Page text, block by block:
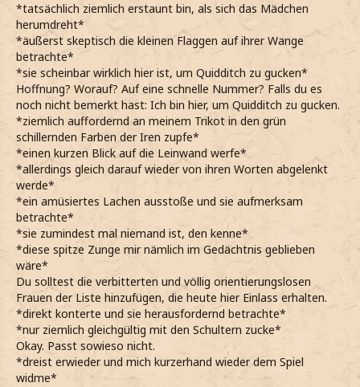
*tatsächlich ziemlich erstaunt bin, als sich das Mädchen
herumdreht*
*äußerst skeptisch die kleinen Flaggen auf ihrer Wange
betrachte*
*sie scheinbar wirklich hier ist, um Quidditch zu gucken*
Hoffnung? Worauf? Auf eine schnelle Nummer? Falls du es
noch nicht bemerkt hast: Ich bin hier, um Quidditch zu gucken.
*ziemlich auffordernd an meinem Trikot in den grün
schillernden Farben der Iren zupfe*
*einen kurzen Blick auf die Leinwand werfe*
*allerdings gleich darauf wieder von ihren Worten abgelenkt
werde*
*ein amüsiertes Lachen ausstoße und sie aufmerksam
betrachte*
*sie zumindest mal niemand ist, den kenne*
*diese spitze Zunge mir nämlich im Gedächtnis geblieben
wäre*
Du solltest die verbitterten und völlig orientierungslosen
Frauen der Liste hinzufügen, die heute hier Einlass erhalten.
*direkt konterte und sie herausfordernd betrachte*
*nur ziemlich gleichgültig mit den Schultern zucke*
Okay. Passt sowieso nicht.
*dreist erwieder und mich kurzerhand wieder dem Spiel
widme*